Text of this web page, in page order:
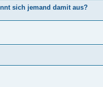
sich jemand damit aus?